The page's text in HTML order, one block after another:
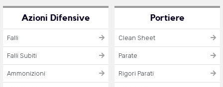
Azioni Difensive
Falli
Falli Subiti
Ammonizioni
Portiere
Clean Sheet
Parate
Rigori Parati